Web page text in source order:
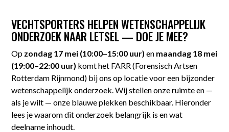
VECHTSPORTERS HELPEN WETENSCHAPPELIJK
ONDERZOEK NAAR LETSEL — DOE JE MEE?
Op zondag 17 mei (10:00–15:00 uur) en maandag 18 mei
(19:00–22:00 uur) komt het FARR (Forensisch Artsen
Rotterdam Rijnmond) bij ons op locatie voor een bijzonder
wetenschappelijk onderzoek. Wij stellen onze ruimte en —
als je wilt — onze blauwe plekken beschikbaar. Hieronder
lees je waarom dit onderzoek belangrijk is en wat
deelname inhoudt.